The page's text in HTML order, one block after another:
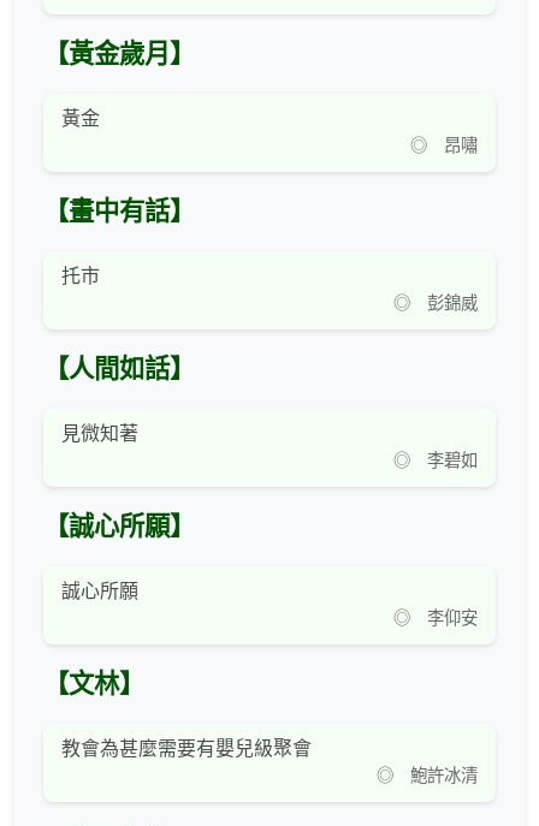
【黃金歲月】
黃金
◎ 昂嘯
【畫中有話】
托市
◎ 彭錦威
【人間如話】
見微知著
◎ 李碧如
【誠心所願】
誠心所願
◎ 李仰安
【文林】
教會為甚麼需要有嬰兒級聚會
◎ 鮑許冰清